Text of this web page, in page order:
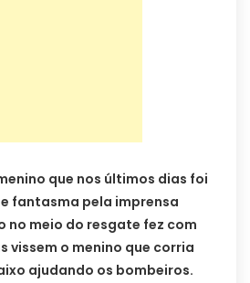
que nos últimos dias foi
fantasma pela imprensa
no meio do resgate fez com
vissem o menino que corria
ajudando os bombeiros.